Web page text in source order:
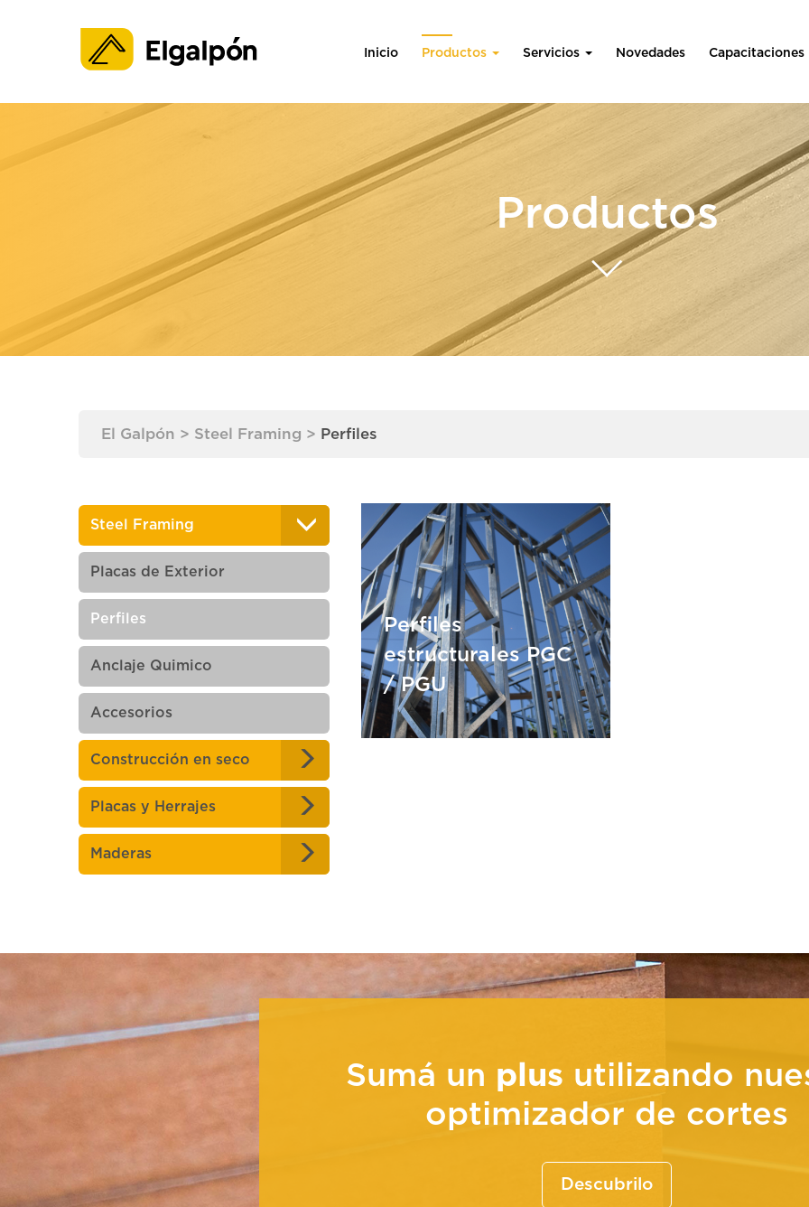
Inicio Productos Servicios Novedades Capacitaciones
Productos
El Galpón > Steel Framing > Perfiles
Steel Framing
Placas de Exterior
Perfiles
Anclaje Quimico
Accesorios
Construcción en seco
Placas y Herrajes
Maderas
Perfiles
estructurales PGC
/ PGU
Sumá un plus utilizando
optimizador de cortes
Descubrilo